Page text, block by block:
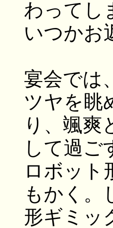
わってし
いつかお
宴会では
ツヤを眺
り、颯爽
して過ご
ロボット
もかく。
形ギミッ